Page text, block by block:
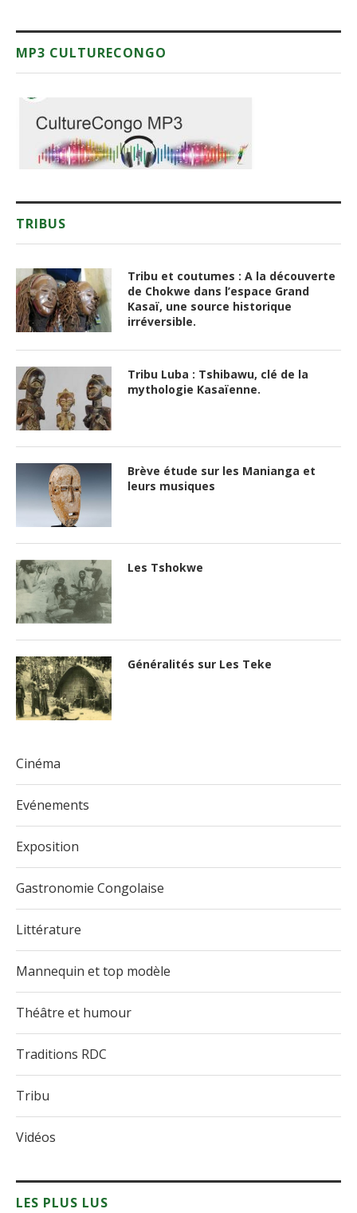
MP3 CULTURECONGO
TRIBUS
Tribu et coutumes : A la découverte
de Chokwe dans l’espace Grand
Kasaï, une source historique
irréversible.
Tribu Luba : Tshibawu, clé de la
mythologie Kasaïenne.
Brève étude sur les Manianga et
leurs musiques
Les Tshokwe
Généralités sur Les Teke
Cinéma
Evénements
Exposition
Gastronomie Congolaise
Littérature
Mannequin et top modèle
Théâtre et humour
Traditions RDC
Tribu
Vidéos
LES PLUS LUS